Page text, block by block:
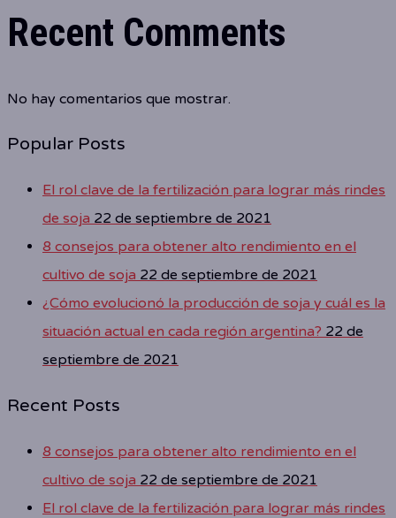
Recent Comments
No hay comentarios que mostrar.
Popular Posts
El rol clave de la fertilización para lograr más rindes
de soja 22 de septiembre de 2021
8 consejos para obtener alto rendimiento en el
cultivo de soja 22 de septiembre de 2021
¿Cómo evolucionó la producción de soja y cuál es la
situación actual en cada región argentina? 22 de
septiembre de 2021
Recent Posts
8 consejos para obtener alto rendimiento en el
cultivo de soja 22 de septiembre de 2021
El rol clave de la fertilización para lograr más rindes